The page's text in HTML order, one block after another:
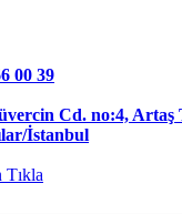
00 39
Cd. no:4, Artaş
İstanbul